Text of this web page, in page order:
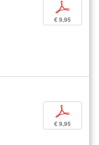
p
€ 9,95
p
€ 9,95